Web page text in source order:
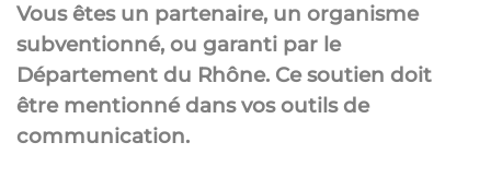
Vous êtes un partenaire, un organisme
subventionné, ou garanti par le
Département du Rhône. Ce soutien doit
être mentionné dans vos outils de
communication.